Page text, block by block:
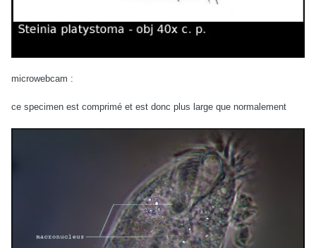
microwebcam :
ce specimen est comprimé et est donc plus large que normalement